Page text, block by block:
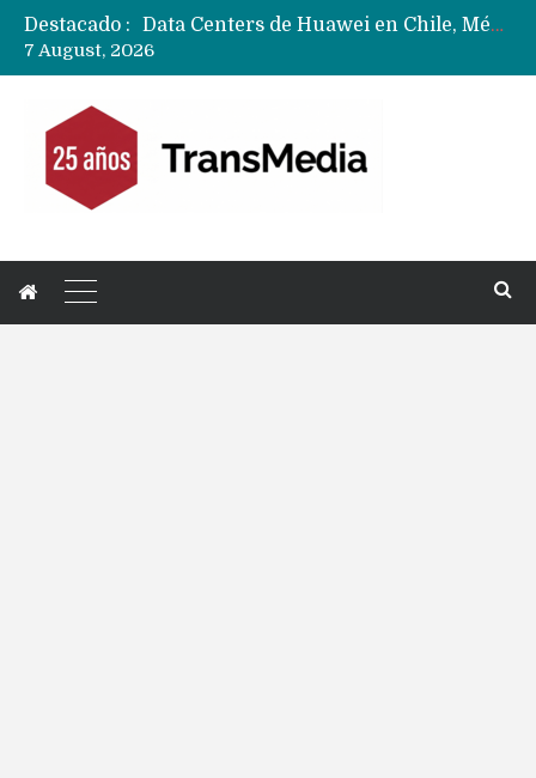
Destacado :
Data Centers de Huawei en Chile, México, Brasil,Perú y Argentina podrían verse afectados por arremetida de EE.UU
7 August, 2026